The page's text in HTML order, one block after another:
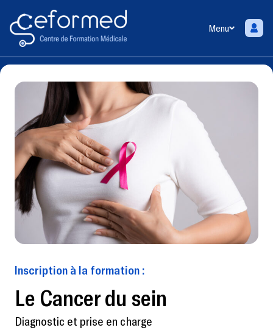
Menu
Inscription à la formation :
Le Cancer du sein
Diagnostic et prise en charge